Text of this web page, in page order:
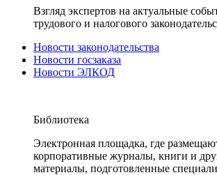
Взгляд экспертов на актуальные
трудового и налогового
Новости законодательства
Новости госзаказа
Новости ЭЛКОД
Библиотека
Электронная площадка, где
корпоративные журналы, книги и
материалы, подготовленные